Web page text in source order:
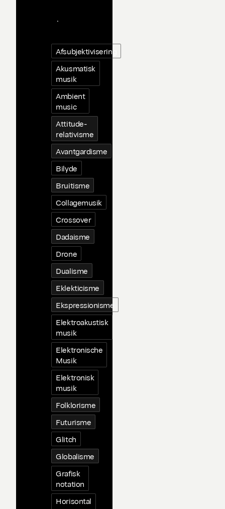
.
Afsubjektivisering
Akusmatisk
musik
Ambient
music
Attitude-
relativisme
Avantgardisme
Bilyde
Bruitisme
Collagemusik
Crossover
Dadaisme
Drone
Dualisme
Eklekticisme
Ekspressionisme
Elektroakustisk
musik
Elektronische
Musik
Elektronisk
musik
Folklorisme
Futurisme
Glitch
Globalisme
Grafisk
notation
Horisontal